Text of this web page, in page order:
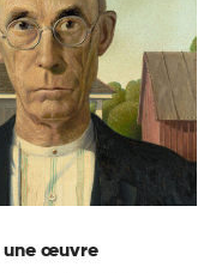
une œuvre